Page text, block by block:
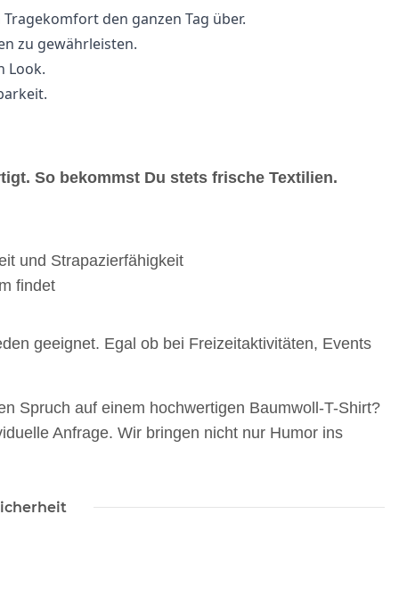
den ganzen Tag über.
zu gewährleisten.
Look.
So bekommst Du stets frische Textilien.
und Strapazierfähigkeit
findet
geeignet. Egal ob bei Freizeitaktivitäten, Events
Spruch auf einem hochwertigen Baumwoll-T-Shirt?
Anfrage. Wir bringen nicht nur Humor ins